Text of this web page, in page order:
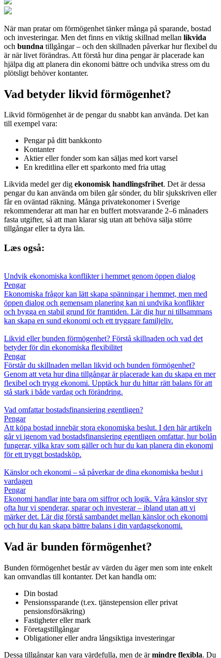
När man pratar om förmögenhet tänker många på sparande, bostad
och investeringar. Men det finns en viktig skillnad mellan likvida
och bundna tillgångar – och den skillnaden påverkar hur flexibel du
är när livet förändras. Att förstå hur dina pengar är placerade kan
hjälpa dig att planera din ekonomi bättre och undvika stress om du
plötsligt behöver kontanter.
Vad betyder likvid förmögenhet?
Likvid förmögenhet är de pengar du snabbt kan använda. Det kan
till exempel vara:
Pengar på ditt bankkonto
Kontanter
Aktier eller fonder som kan säljas med kort varsel
En kreditlina eller ett sparkonto med fria uttag
Likvida medel ger dig ekonomisk handlingsfrihet. Det är dessa
pengar du kan använda om bilen går sönder, du blir sjukskriven eller
får en oväntad räkning. Många privatekonomer i Sverige
rekommenderar att man har en buffert motsvarande 2–6 månaders
fasta utgifter, så att man klarar sig utan att behöva sälja större
tillgångar eller ta dyra lån.
Læs også:
Undvik ekonomiska konflikter i hemmet genom öppen dialog
Pengar
Ekonomiska frågor kan lätt skapa spänningar i hemmet, men med
öppen dialog och gemensam planering kan ni undvika konflikter
och bygga en stabil grund för framtiden. Lär dig hur ni tillsammans
kan skapa en sund ekonomi och ett tryggare familjeliv.
Likvid eller bunden förmögenhet? Förstå skillnaden och vad det
betyder för din ekonomiska flexibilitet
Pengar
Förstår du skillnaden mellan likvid och bunden förmögenhet?
Genom att veta hur dina tillgångar är placerade kan du skapa en mer
flexibel och trygg ekonomi. Upptäck hur du hittar rätt balans för att
stå stark i både vardag och förändring.
Vad omfattar bostadsfinansiering egentligen?
Pengar
Att köpa bostad innebär stora ekonomiska beslut. I den här artikeln
går vi igenom vad bostadsfinansiering egentligen omfattar, hur bolån
fungerar, vilka krav som gäller och hur du kan planera din ekonomi
för ett tryggt bostadsköp.
Känslor och ekonomi – så påverkar de dina ekonomiska beslut i
vardagen
Pengar
Ekonomi handlar inte bara om siffror och logik. Våra känslor styr
ofta hur vi spenderar, sparar och investerar – ibland utan att vi
märker det. Lär dig förstå sambandet mellan känslor och ekonomi
och hur du kan skapa bättre balans i din vardagsekonomi.
Vad är bunden förmögenhet?
Bunden förmögenhet består av värden du äger men som inte enkelt
kan omvandlas till kontanter. Det kan handla om:
Din bostad
Pensionssparande (t.ex. tjänstepension eller privat
pensionsförsäkring)
Fastigheter eller mark
Företagstillgångar
Obligationer eller andra långsiktiga investeringar
Dessa tillgångar kan vara värdefulla, men de ärmindre flexibla. Du